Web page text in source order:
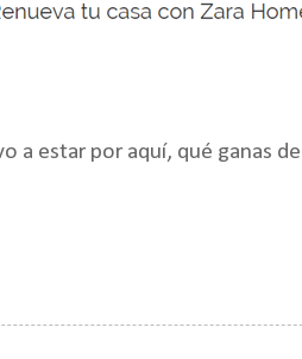
a estar por aquí, qué ganas